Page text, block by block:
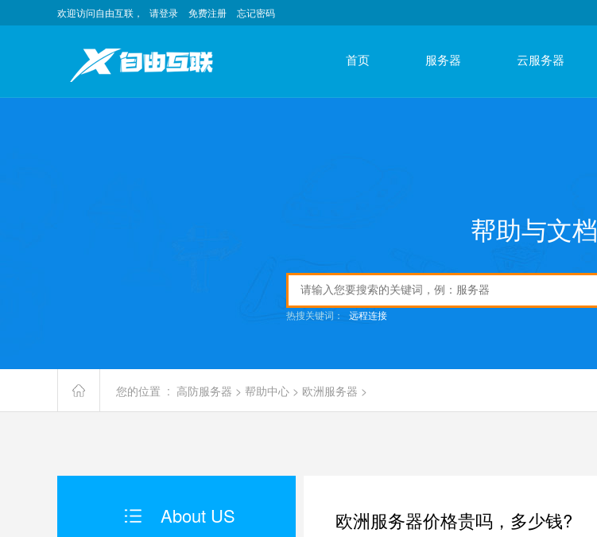
欢迎访问自由互联， 请登录 免费注册 忘记密码
首页 服务器 云服务器
帮助与文档
热搜关键词： 远程连接
您的位置 : 高防服务器 > 帮助中心 > 欧洲服务器 >
About US 欧洲服务器价格贵吗，多少钱?